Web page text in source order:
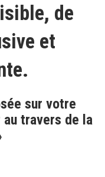
de
et
sur votre
travers de la